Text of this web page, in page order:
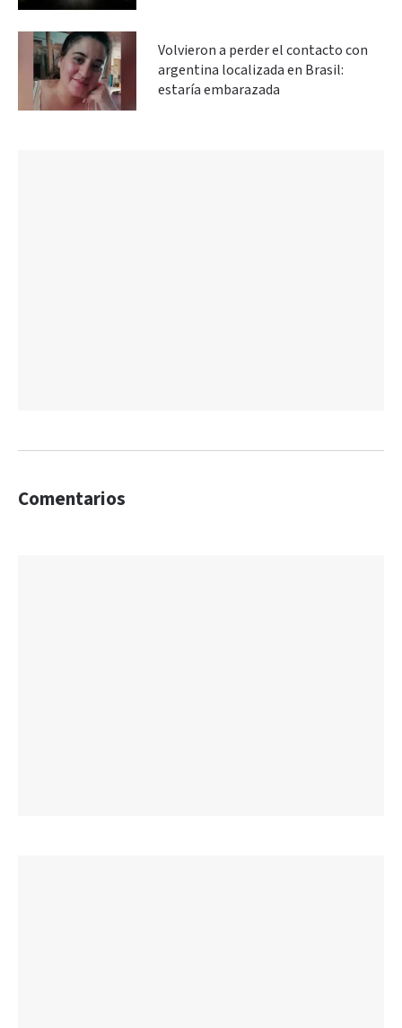
Volvieron a perder el contacto con
argentina localizada en Brasil:
estaría embarazada
Comentarios